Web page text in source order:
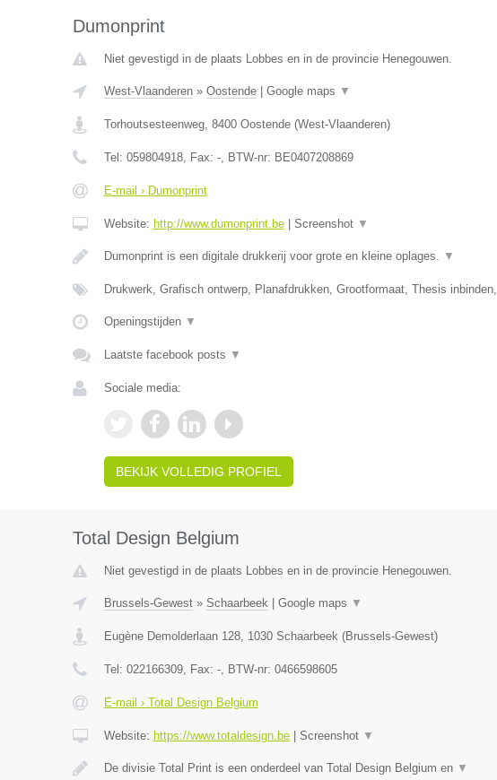
Dumonprint
Niet gevestigd in de plaats Lobbes en in de provincie Henegouwen.
West-Vlaanderen» Oostende| Google maps ▼
Torhoutsesteenweg, 8400 Oostende(West-Vlaanderen)
Tel: 059804918, Fax: -, BTW-nr: BE0407208869
E-mail › Dumonprint
Website: http://www.dumonprint.be| Screenshot ▼
Dumonprint is een digitale drukkerij voor grote en kleine oplages. ▼
Drukwerk, Grafisch ontwerp, Planafdrukken, Grootformaat, Thesis inbinden,
Openingstijden ▼
Laatste facebook posts ▼
Sociale media:
BEKIJK VOLLEDIG PROFIEL
Total Design Belgium
Niet gevestigd in de plaats Lobbes en in de provincie Henegouwen.
Brussels-Gewest» Schaarbeek| Google maps ▼
Eugène Demolderlaan 128, 1030 Schaarbeek(Brussels-Gewest)
Tel: 022166309, Fax: -, BTW-nr: 0466598605
E-mail › Total Design Belgium
Website: https://www.totaldesign.be| Screenshot ▼
De divisie Total Print is een onderdeel van Total Design Belgium en ▼